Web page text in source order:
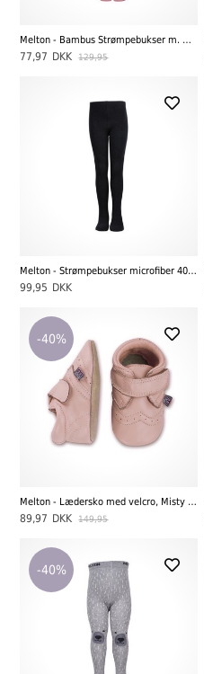
Melton - Bambus Strømpebukser m. Glimmer, Dusty Rose
77,97 DKK 129,95
Melton - Strømpebukser microfiber 40 den. m. lurex, Sort
99,95 DKK
-40%
Melton - Lædersko med velcro, Misty Rose
89,97 DKK 149,95
-40%